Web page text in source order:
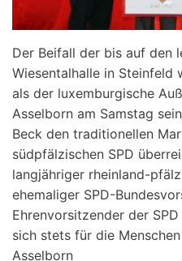
Der Beifall der bis auf den
Wiesentalhalle in Steinfeld
als der luxemburgische
Asselborn am Samstag
Beck den traditionellen
südpfälzischen SPD
langjähriger rheinland-
ehemaliger SPD-
Ehrenvorsitzender der
sich stets für die
Asselborn